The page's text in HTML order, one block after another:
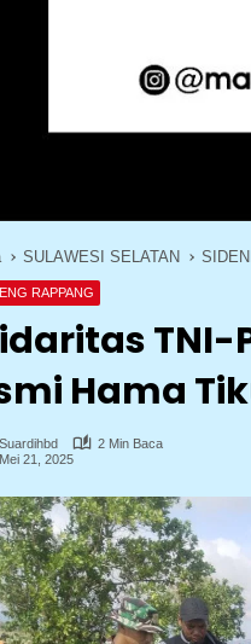
SULAWESI SELATAN
RAPPANG
TNI-
Hama
Suardihbd
2 Min Baca
Mei 21, 2025